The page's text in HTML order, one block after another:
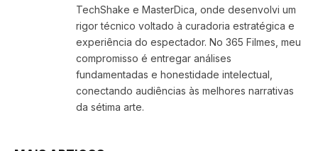
TechShake e MasterDica, onde desenvolvi um
rigor técnico voltado à curadoria estratégica e
experiência do espectador. No 365 Filmes, meu
compromisso é entregar análises
fundamentadas e honestidade intelectual,
conectando audiências às melhores narrativas
da sétima arte.